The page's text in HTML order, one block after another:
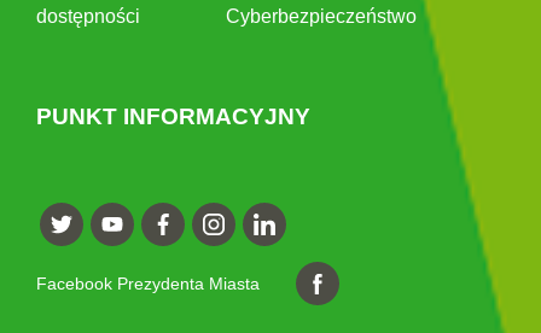
dostępności
Cyberbezpieczeństwo
PUNKT INFORMACYJNY
Facebook Prezydenta Miasta